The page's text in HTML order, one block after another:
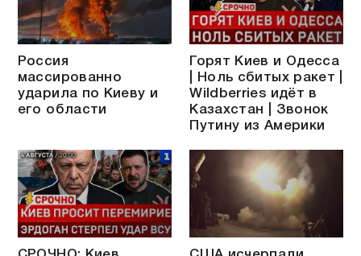
Россия
массированно
ударила по Киеву и
его области
Горят Киев и Одесса
| Ноль сбитых ракет |
Wildberries идёт в
Казахстан | Звонок
Путину из Америки